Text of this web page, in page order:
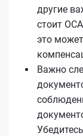
другие
стоит
это
Важно